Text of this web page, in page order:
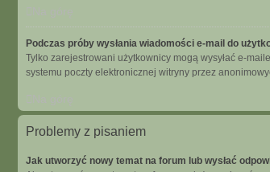
Podczas próby wysłania wiadomości e-mail do
Tylko zarejestrowani użytkownicy mogą wysyłać e-
systemu poczty elektronicznej witryny przez
Problemy z pisaniem
Jak utworzyć nowy temat na forum lub wysłać